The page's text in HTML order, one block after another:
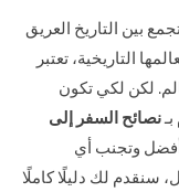
بين التاريخ العريق
التاريخية، تعتبر
لكن لكي تكون
نصائح السفر إلى
وتجنب أي
سنقدم لك دليلًا كاملًا